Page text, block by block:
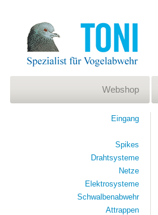
Webshop
Eingang
Spikes
Drahtsysteme
Netze
Elektrosysteme
Schwalbenabwehr
Attrappen